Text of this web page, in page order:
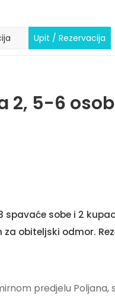
Upit / Rezervacija
2, 5-6
sobe i 2
obiteljski odmor.
predjelu Poljana,